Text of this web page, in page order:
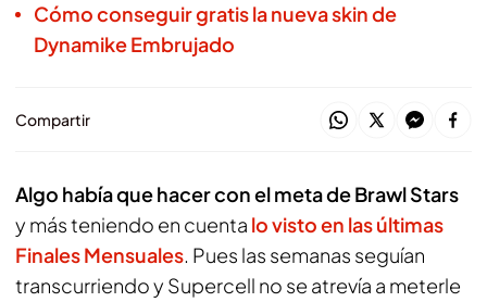
Cómo conseguir gratis la nueva skin de
Dynamike Embrujado
Compartir
Algo había que hacer con el meta deBrawl Stars
y más teniendo en cuenta lo visto en las últimas
Finales Mensuales. Pues las semanas seguían
transcurriendo y Supercell no se atrevía a meterle